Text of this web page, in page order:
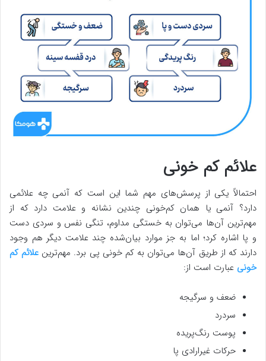
علائم کم خونی
احتمالاً یکی از پرسش‌های مهم شما این است که آنمی چه علائمی
دارد؟ آنمی یا همان کم‌خونی چندین نشانه و علامت دارد که از
مهم‌ترین آن‌ها می‌توان به خستگی مداوم، تنگی نفس و سردی دست
و پا اشاره کرد؛ اما به جز موارد بیان‌شده چند علامت دیگر هم وجود
دارند که از طریق آن‌ها می‌توان به کم خونی پی برد. مهم‌ترین علائم کم
خونی عبارت است از:
ضعف و سرگیجه
سردرد
پوست رنگ‌پریده
حرکات غیرارادی پا